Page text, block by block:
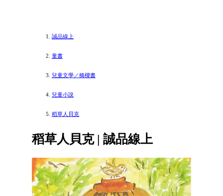
誠品線上
童書
兒童文學／橋樑書
兒童小說
稻草人貝克
稻草人貝克 | 誠品線上